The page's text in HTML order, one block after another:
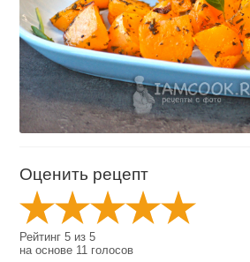
Оценить рецепт
Рейтинг5 из5
на основе 11 голосов